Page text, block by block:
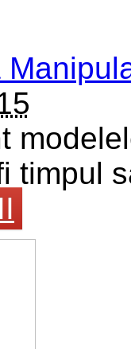
timpul